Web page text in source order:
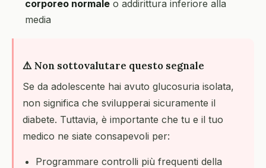
corporeo normale o addirittura inferiore alla
media
⚠️ Non sottovalutare questo segnale
Se da adolescente hai avuto glucosuria isolata,
non significa che svilupperai sicuramente il
diabete. Tuttavia, è importante che tu e il tuo
medico ne siate consapevoli per:
Programmare controlli più frequenti della